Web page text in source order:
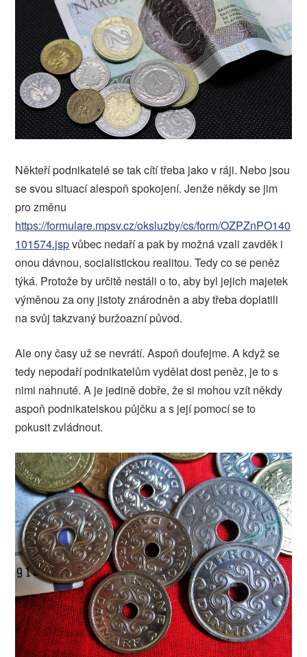
Někteří podnikatelé se tak cítí třeba jako v ráji. Nebo jsou
se svou situací alespoň spokojení. Jenže někdy se jim
pro změnu
https://formulare.mpsv.cz/oksluzby/cs/form/OZPZnPO140
101574.jspvůbec nedaří a pak by možná vzali zavděk i
onou dávnou, socialistickou realitou. Tedy co se peněz
týká. Protože by určitě nestáli o to, aby byl jejich majetek
výměnou za ony jistoty znárodněn a aby třeba doplatili
na svůj takzvaný buržoazní původ.
Ale ony časy už se nevrátí. Aspoň doufejme. A když se
tedy nepodaří podnikatelům vydělat dost peněz, je to s
nimi nahnuté. A je jedině dobře, že si mohou vzít někdy
aspoň podnikatelskou půjčku a s její pomocí se to
pokusit zvládnout.